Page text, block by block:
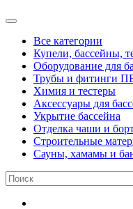
Все категории
Купели, бассейны,
Оборудование для
Трубы и фитинги
Химия и тестеры
Аксессуары для
Укрытие бассейна
Отделка чаши и
Строительные
Сауны, хамамы и